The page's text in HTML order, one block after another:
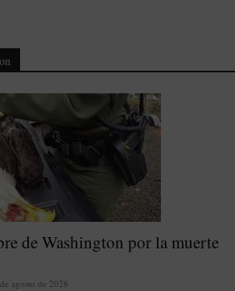
de Washington por la muerte
agosto de 2026